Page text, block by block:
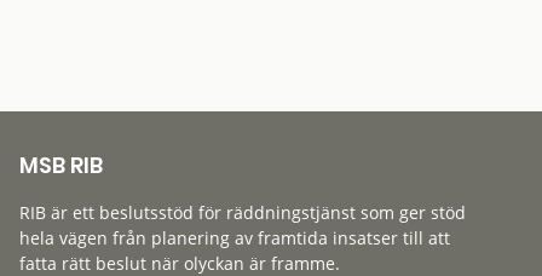
MSB RIB
RIB är ett beslutsstöd för räddningstjänst som ger stöd
hela vägen från planering av framtida insatser till att
fatta rätt beslut när olyckan är framme.